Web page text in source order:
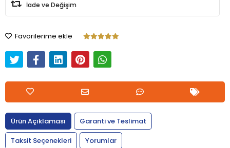
İade ve Değişim
Favorilerime ekle
Ürün Açıklaması
Garanti ve Teslimat
Taksit Seçenekleri
Yorumlar